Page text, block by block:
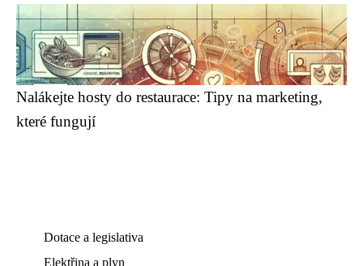
Nalákejte hosty do restaurace: Tipy na marketing,
které fungují
Dotace a legislativa
Elektřina a plyn